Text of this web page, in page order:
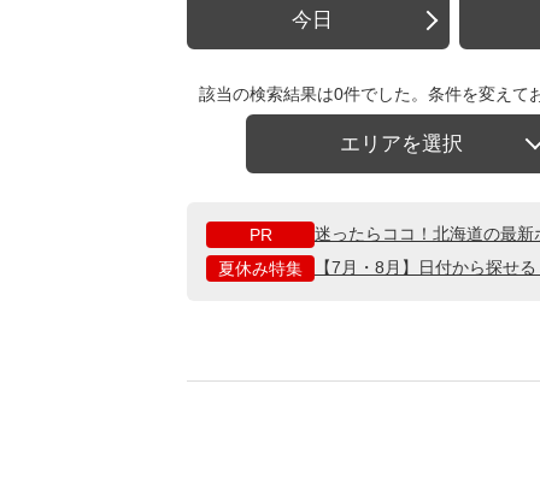
今日
該当の検索結果は0件でした。条件を変えて
エリアを選択
PR
迷ったらココ！北海道の最
夏休み特集
【7月・8月】日付から探せ